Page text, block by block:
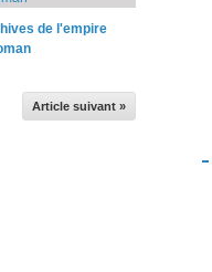
de l'empire
Article suivant »